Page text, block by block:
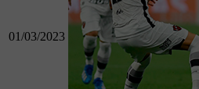
01/03/2023